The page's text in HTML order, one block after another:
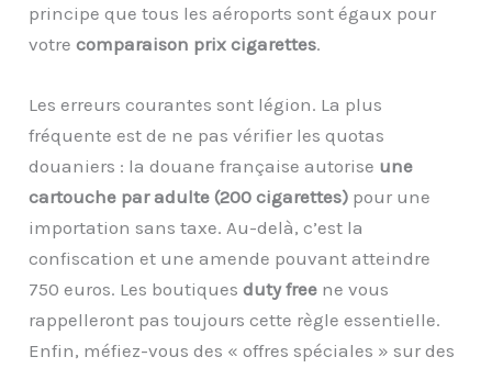
principe que tous les aéroports sont égaux pour
votrecomparaison prix cigarettes.
Les erreurs courantes sont légion. La plus
fréquente est de ne pas vérifier les quotas
douaniers : la douane française autorise une
cartouche par adulte (200 cigarettes) pour une
importation sans taxe. Au-delà, c’est la
confiscation et une amende pouvant atteindre
750 euros. Les boutiquesduty free ne vous
rappelleront pas toujours cette règle essentielle.
Enfin, méfiez-vous des « offres spéciales » sur des